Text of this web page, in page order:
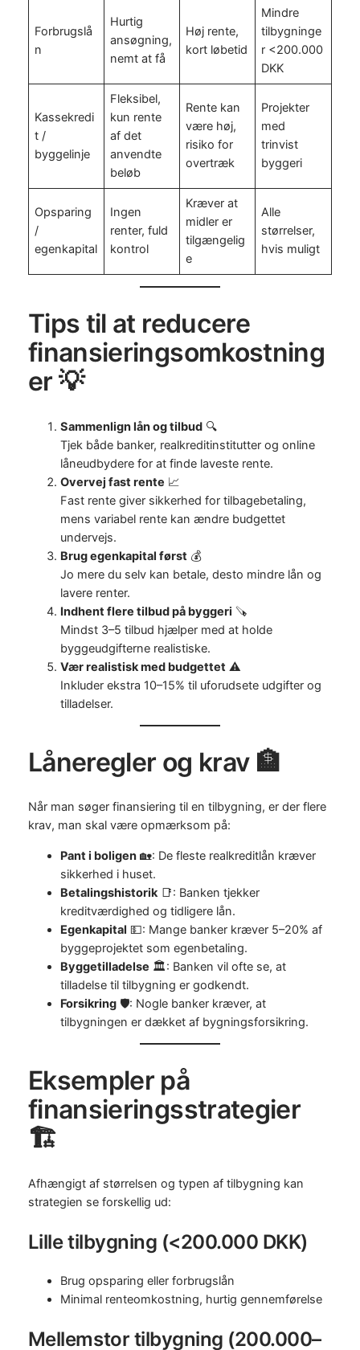
Forbrugslå
n
Hurtig
ansøgning,
nemt at få
Høj rente,
kort løbetid
Mindre
tilbygninge
r <200.000
DKK
Kassekredi
t /
byggelinje
Fleksibel,
kun rente
af det
anvendte
beløb
Rente kan
være høj,
risiko for
overtræk
Projekter
med
trinvist
byggeri
Opsparing
/
egenkapital
Ingen
renter, fuld
kontrol
Kræver at
midler er
tilgængelig
e
Alle
størrelser,
hvis muligt
Tips til at reducere
finansieringsomkostning
er 💡
Sammenlign lån og tilbud🔍
Tjek både banker, realkreditinstitutter og online
låneudbydere for at finde laveste rente.
Overvej fast rente 📈
Fast rente giver sikkerhed for tilbagebetaling,
mens variabel rente kan ændre budgettet
undervejs.
Brug egenkapital først💰
Jo mere du selv kan betale, desto mindre lån og
lavere renter.
Indhent flere tilbud på byggeri 🪚
Mindst 3–5 tilbud hjælper med at holde
byggeudgifterne realistiske.
Vær realistisk med budgettet⚠️
Inkluder ekstra 10–15% til uforudsete udgifter og
tilladelser.
Låneregler og krav 🏦
Når man søger finansiering til en tilbygning, er der flere
krav, man skal være opmærksom på:
Pant i boligen🏡: De fleste realkreditlån kræver
sikkerhed i huset.
Betalingshistorik📑: Banken tjekker
kreditværdighed og tidligere lån.
Egenkapital 💵: Mange banker kræver 5–20% af
byggeprojektet som egenbetaling.
Byggetilladelse 🏛️: Banken vil ofte se, at
tilladelse til tilbygning er godkendt.
Forsikring🛡️: Nogle banker kræver, at
tilbygningen er dækket af bygningsforsikring.
Eksempler på
finansieringsstrategier
🏗️
Afhængigt af størrelsen og typen af tilbygning kan
strategien se forskellig ud:
Lille tilbygning (<200.000 DKK)
Brug opsparing eller forbrugslån
Minimal renteomkostning, hurtig gennemførelse
Mellemstor tilbygning (200.000–